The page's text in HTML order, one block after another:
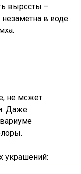
выросты –
в воде
не может
Даже
украшений: